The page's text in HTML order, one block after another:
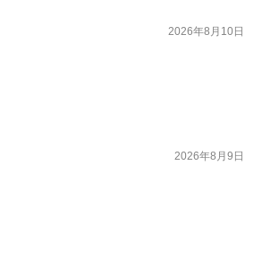
2026年8月10日
2026年8月9日